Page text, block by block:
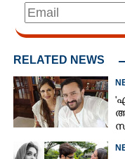
RELATED NEWS